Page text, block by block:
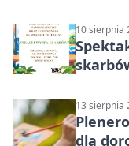
10 sierpnia
13 sierpnia
dla